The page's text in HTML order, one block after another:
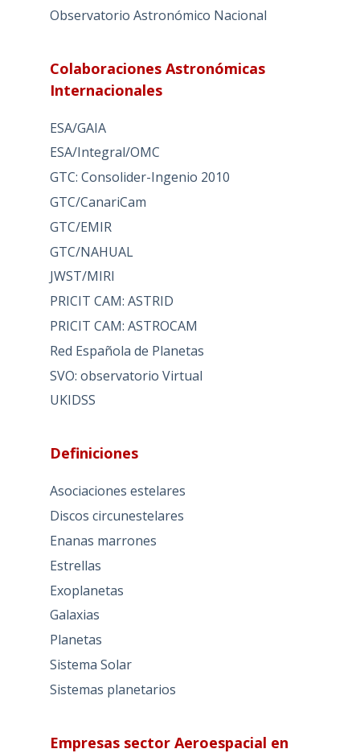
Observatorio Astronómico Nacional
Colaboraciones Astronómicas
Internacionales
ESA/GAIA
ESA/Integral/OMC
GTC: Consolider-Ingenio 2010
GTC/CanariCam
GTC/EMIR
GTC/NAHUAL
JWST/MIRI
PRICIT CAM: ASTRID
PRICIT CAM: ASTROCAM
Red Española de Planetas
SVO: observatorio Virtual
UKIDSS
Definiciones
Asociaciones estelares
Discos circunestelares
Enanas marrones
Estrellas
Exoplanetas
Galaxias
Planetas
Sistema Solar
Sistemas planetarios
Empresas sector Aeroespacial en